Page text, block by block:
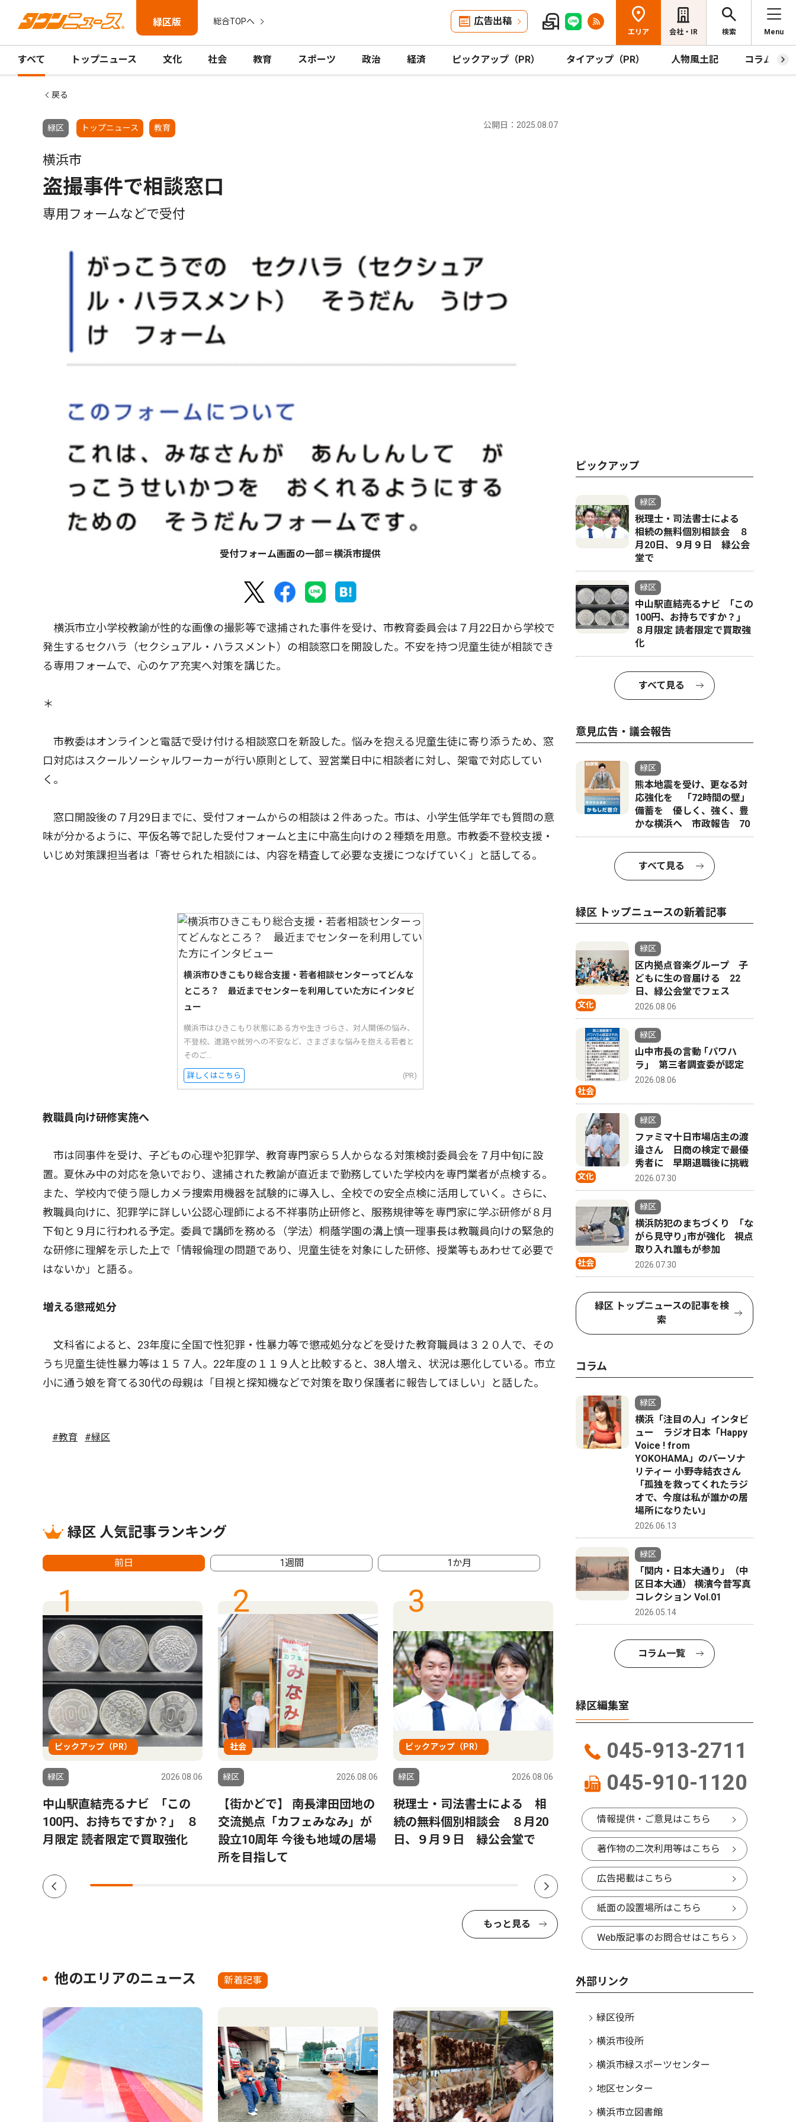
緑区版 総合TOPへ 広告出稿
エリア 会社・IR 検索 Menu
すべて トップニュース 文化 社会 教育 スポーツ 政治 経済 ピックアップ（PR） タイアップ（PR） 人物風土記 コラム
戻る
緑区 トップニュース 教育 公開日：2025.08.07
横浜市
盗撮事件で相談窓口
専用フォームなどで受付
受付フォーム画面の一部＝横浜市提供
横浜市立小学校教諭が性的な画像の撮影等で逮捕された事件を受け、市教育委員会は７月22日から学校で
発生するセクハラ（セクシュアル・ハラスメント）の相談窓口を開設した。不安を持つ児童生徒が相談でき
る専用フォームで、心のケア充実へ対策を講じた。
＊
市教委はオンラインと電話で受け付ける相談窓口を新設した。悩みを抱える児童生徒に寄り添うため、窓
口対応はスクールソーシャルワーカーが行い原則として、翌営業日中に相談者に対し、架電で対応してい
く。
窓口開設後の７月29日までに、受付フォームからの相談は２件あった。市は、小学生低学年でも質問の意
味が分かるように、平仮名等で記した受付フォームと主に中高生向けの２種類を用意。市教委不登校支援・
いじめ対策課担当者は「寄せられた相談には、内容を精査して必要な支援につなげていく」と話してる。
横浜市ひきこもり総合支援・若者相談センターってどんな
ところ？ 最近までセンターを利用していた方にインタビ
ュー
横浜市はひきこもり状態にある方や生きづらさ、対人関係の悩み、
不登校、進路や就労への不安など、さまざまな悩みを抱える若者と
そのご...
詳しくはこちら (PR)
教職員向け研修実施へ
市は同事件を受け、子どもの心理や犯罪学、教育専門家ら５人からなる対策検討委員会を７月中旬に設
置。夏休み中の対応を急いでおり、逮捕された教諭が直近まで勤務していた学校内を専門業者が点検する。
また、学校内で使う隠しカメラ捜索用機器を試験的に導入し、全校での安全点検に活用していく。さらに、
教職員向けに、犯罪学に詳しい公認心理師による不祥事防止研修と、服務規律等を専門家に学ぶ研修が８月
下旬と９月に行われる予定。委員で講師を務める（学法）桐蔭学園の溝上慎一理事長は教職員向けの緊急的
な研修に理解を示した上で「情報倫理の問題であり、児童生徒を対象にした研修、授業等もあわせて必要で
はないか」と語る。
増える懲戒処分
文科省によると、23年度に全国で性犯罪・性暴力等で懲戒処分などを受けた教育職員は３２０人で、その
うち児童生徒性暴力等は１５７人。22年度の１１９人と比較すると、38人増え、状況は悪化している。市立
小に通う娘を育てる30代の母親は「目視と探知機などで対策を取り保護者に報告してほしい」と話した。
#教育 #緑区
緑区 人気記事ランキング
前日 1週間 1か月
1
ピックアップ（PR）
緑区 2026.08.06
中山駅直結売るナビ ｢この
100円、お持ちですか？｣ ８
月限定 読者限定で買取強化
2
社会
緑区 2026.08.06
【街かどで】 南長津田団地の
交流拠点「カフェみなみ」が
設立10周年 今後も地域の居場
所を目指して
3
ピックアップ（PR）
緑区 2026.08.06
税理士・司法書士による 相
続の無料個別相談会 ８月20
日、９月９日 緑公会堂で
4
人物風土記
緑区 2026.08.06
8月22日に緑公会堂で開催さ
れる「よこはまみらいフェ
ス」を企画した 二宮 明さ
ん 中山在住 48歳
落語会
トーク」
もっと見る
他のエリアのニュース 新着記事
ピックアップ
緑区
税理士・司法書士による
相続の無料個別相談会 ８
月20日、９月９日 緑公会
堂で
緑区
中山駅直結売るナビ ｢この
100円、お持ちですか？｣
８月限定 読者限定で買取強
化
すべて見る
意見広告・議会報告
緑区
熊本地震を受け、更なる対
応強化を 「72時間の壁」
備蓄を 優しく、強く、豊
かな横浜へ 市政報告 70
すべて見る
緑区 トップニュースの新着記事
文化
緑区
区内拠点音楽グループ 子
どもに生の音届ける 22
日、緑公会堂でフェス
2026.08.06
社会
緑区
山中市長の言動 ｢パワハ
ラ｣ 第三者調査委が認定
2026.08.06
文化
緑区
ファミマ十日市場店主の渡
邉さん 日商の検定で最優
秀者に 早期退職後に挑戦
2026.07.30
社会
緑区
横浜防犯のまちづくり ｢な
がら見守り｣市が強化 視点
取り入れ誰もが参加
2026.07.30
緑区 トップニュースの記事を検
索
コラム
緑区
横浜「注目の人」インタビ
ュー ラジオ日本「Happy
Voice ! from
YOKOHAMA」のパーソナ
リティー 小野寺結衣さん
「孤独を救ってくれたラジ
オで、今度は私が誰かの居
場所になりたい」
2026.06.13
緑区
「関内・日本大通り」（中
区日本大通） 横濱今昔写真
コレクション Vol.01
2026.05.14
コラム一覧
緑区編集室
045-913-2711
045-910-1120
情報提供・ご意見はこちら
著作物の二次利用等はこちら
広告掲載はこちら
紙面の設置場所はこちら
Web版記事のお問合せはこちら
外部リンク
緑区役所
横浜市役所
横浜市緑スポーツセンター
地区センター
横浜市立図書館